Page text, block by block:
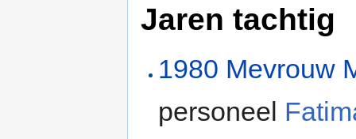
Jaren tachtig
1980 Mevrouw
personeel